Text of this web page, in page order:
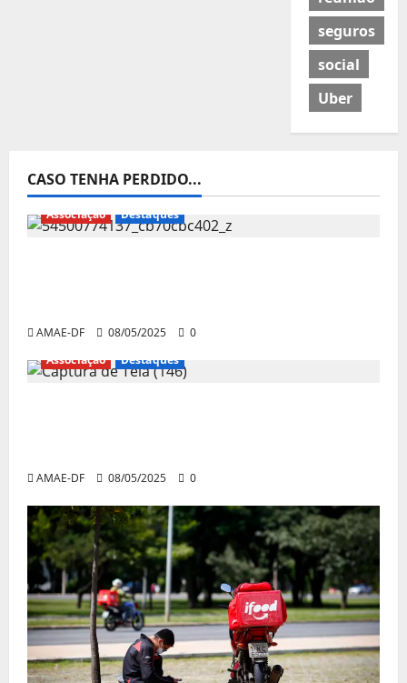
seguros
social
Uber
CASO TENHA PERDIDO...
Associação Destaques
AMAE-DF 08/05/2025
0
Associação
Destaques
AMAE-DF 08/05/2025 0